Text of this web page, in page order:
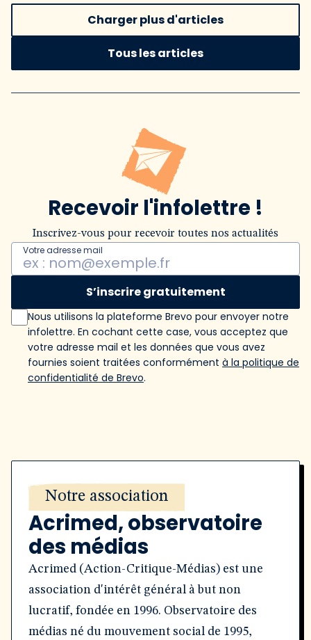
Charger plus d'articles
Tous les articles
Recevoir l'infolettre !
Inscrivez-vous pour recevoir toutes nos actualités
Votre adresse mail
S’inscrire gratuitement
Nous utilisons la plateforme Brevo pour envoyer notre
infolettre. En cochant cette case, vous acceptez que
votre adresse mail et les données que vous avez
fournies soient traitées conformément à la politique de
confidentialité de Brevo.
Notre association
Acrimed, observatoire
des médias
Acrimed (Action-Critique-Médias) est une
association d'intérêt général à but non
lucratif, fondée en 1996. Observatoire des
médias né du mouvement social de 1995,